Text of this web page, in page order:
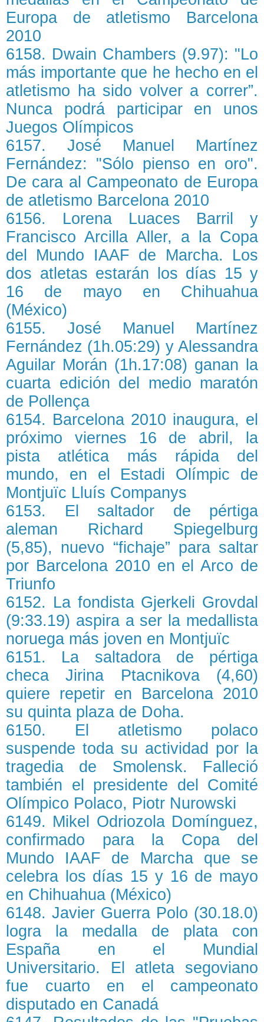
Europa de atletismo Barcelona
2010
6158. Dwain Chambers (9.97): "Lo
más importante que he hecho en el
atletismo ha sido volver a correr”.
Nunca podrá participar en unos
Juegos Olímpicos
6157. José Manuel Martínez
Fernández: "Sólo pienso en oro".
De cara al Campeonato de Europa
de atletismo Barcelona 2010
6156. Lorena Luaces Barril y
Francisco Arcilla Aller, a la Copa
del Mundo IAAF de Marcha. Los
dos atletas estarán los días 15 y
16 de mayo en Chihuahua
(México)
6155. José Manuel Martínez
Fernández (1h.05:29) y Alessandra
Aguilar Morán (1h.17:08) ganan la
cuarta edición del medio maratón
de Pollença
6154. Barcelona 2010 inaugura, el
próximo viernes 16 de abril, la
pista atlética más rápida del
mundo, en el Estadi Olímpic de
Montjuïc Lluís Companys
6153. El saltador de pértiga
aleman Richard Spiegelburg
(5,85), nuevo “fichaje” para saltar
por Barcelona 2010 en el Arco de
Triunfo
6152. La fondista Gjerkeli Grovdal
(9:33.19) aspira a ser la medallista
noruega más joven en Montjuïc
6151. La saltadora de pértiga
checa Jirina Ptacnikova (4,60)
quiere repetir en Barcelona 2010
su quinta plaza de Doha.
6150. El atletismo polaco
suspende toda su actividad por la
tragedia de Smolensk. Falleció
también el presidente del Comité
Olímpico Polaco, Piotr Nurowski
6149. Mikel Odriozola Domínguez,
confirmado para la Copa del
Mundo IAAF de Marcha que se
celebra los días 15 y 16 de mayo
en Chihuahua (México)
6148. Javier Guerra Polo (30.18.0)
logra la medalla de plata con
España en el Mundial
Universitario. El atleta segoviano
fue cuarto en el campeonato
disputado en Canadá